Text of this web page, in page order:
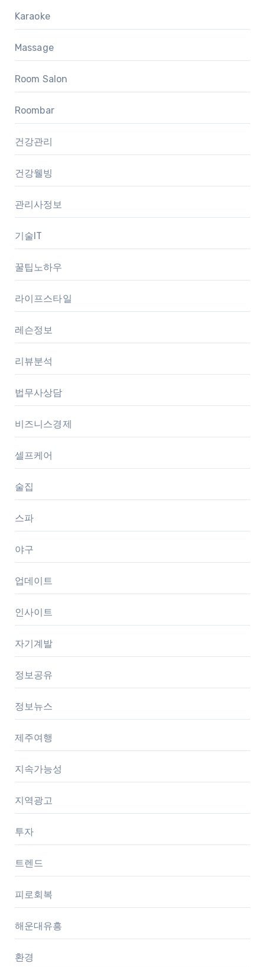
Karaoke
Massage
Room Salon
Roombar
건강관리
건강웰빙
관리사정보
기술IT
꿀팁노하우
라이프스타일
레슨정보
리뷰분석
법무사상담
비즈니스경제
셀프케어
술집
스파
야구
업데이트
인사이트
자기계발
정보공유
정보뉴스
제주여행
지속가능성
지역광고
투자
트렌드
피로회복
해운대유흥
환경